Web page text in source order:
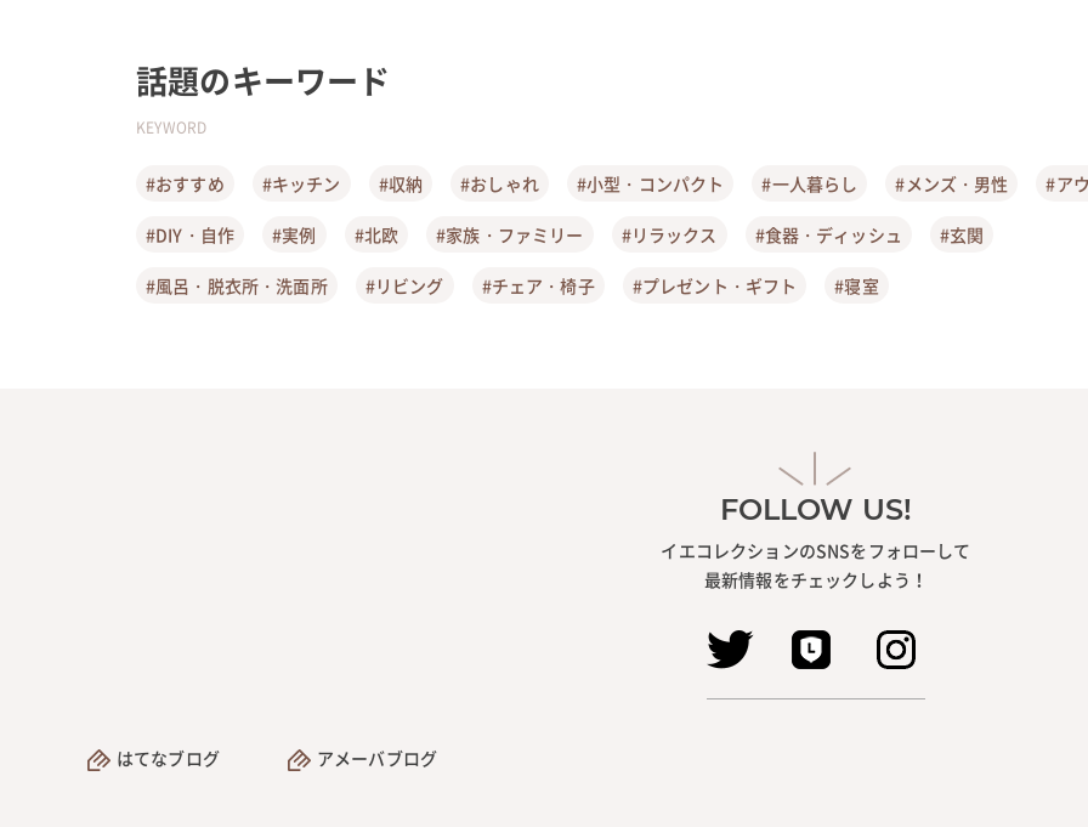
話題のキーワード
KEYWORD
#おすすめ #キッチン #収納 #おしゃれ #小型・コンパクト #一人暮らし #メンズ・男性 #ア
#DIY・自作 #実例 #北欧 #家族・ファミリー #リラックス #食器・ディッシュ #玄関
#風呂・脱衣所・洗面所 #リビング #チェア・椅子 #プレゼント・ギフト #寝室
FOLLOW US!
イエコレクションのSNSをフォローして
最新情報をチェックしよう！
はてなブログ アメーバブログ